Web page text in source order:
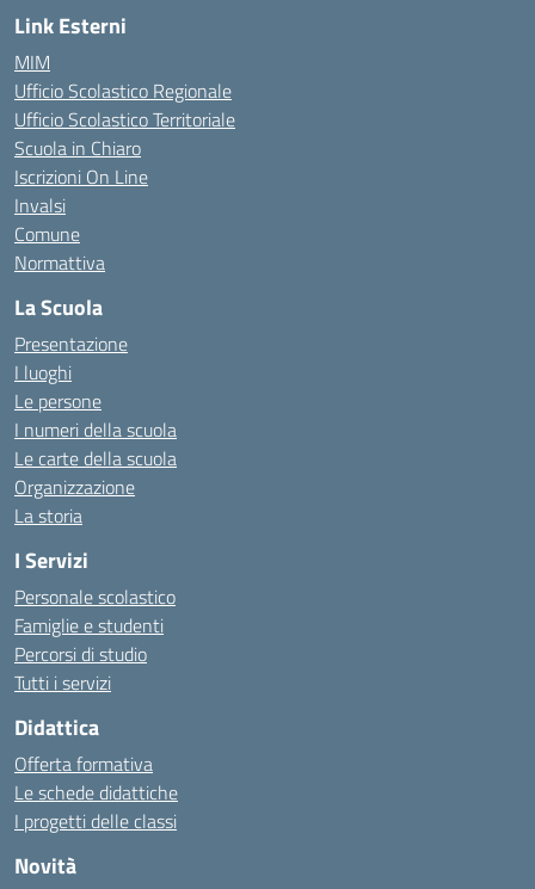
Link Esterni
MIM
Ufficio Scolastico Regionale
Ufficio Scolastico Territoriale
Scuola in Chiaro
Iscrizioni On Line
Invalsi
Comune
Normattiva
La Scuola
Presentazione
I luoghi
Le persone
I numeri della scuola
Le carte della scuola
Organizzazione
La storia
I Servizi
Personale scolastico
Famiglie e studenti
Percorsi di studio
Tutti i servizi
Didattica
Offerta formativa
Le schede didattiche
I progetti delle classi
Novità